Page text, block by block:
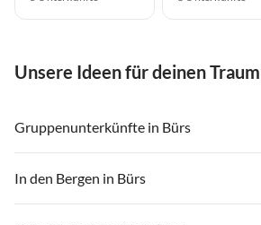
Unsere Ideen für deinen
Gruppenunterkünfte in Bürs
In den Bergen in Bürs